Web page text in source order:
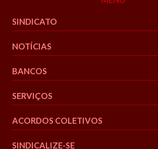
SINDICATO
NOTÍCIAS
BANCOS
SERVIÇOS
ACORDOS COLETIVOS
SINDICALIZE-SE